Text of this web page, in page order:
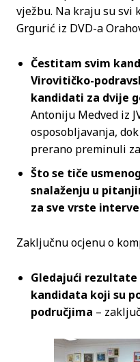
vježbu. Na kraju su svi
Grgurić iz DVD-a
Čestitam svim
Virovitičko-
kandidati za dvije
Antoniju Medved iz
osposobljavanja,
prerano preminuli
Što se tiče
snalaženju u
za sve vrste
Zaključnu ocjenu o
Gledajući rezultate
kandidata koji su
područjima –